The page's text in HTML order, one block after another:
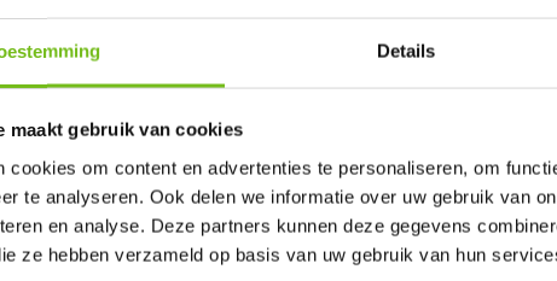
Details
maakt gebruik van cookies
cookies om content en advertenties te personaliseren, om
te analyseren. Ook delen we informatie over uw gebruik van
en analyse. Deze partners kunnen deze gegevens
ze hebben verzameld op basis van uw gebruik van hun
product..